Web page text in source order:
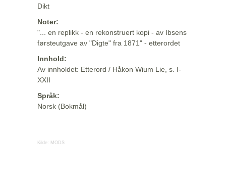
Dikt
Noter:
"... en replikk - en rekonstruert kopi - av Ibsens
førsteutgave av "Digte" fra 1871" - etterordet
Innhold:
Av innholdet: Etterord / Håkon Wium Lie, s. I-
XXII
Språk:
Norsk (Bokmål)
Kilde: MODS